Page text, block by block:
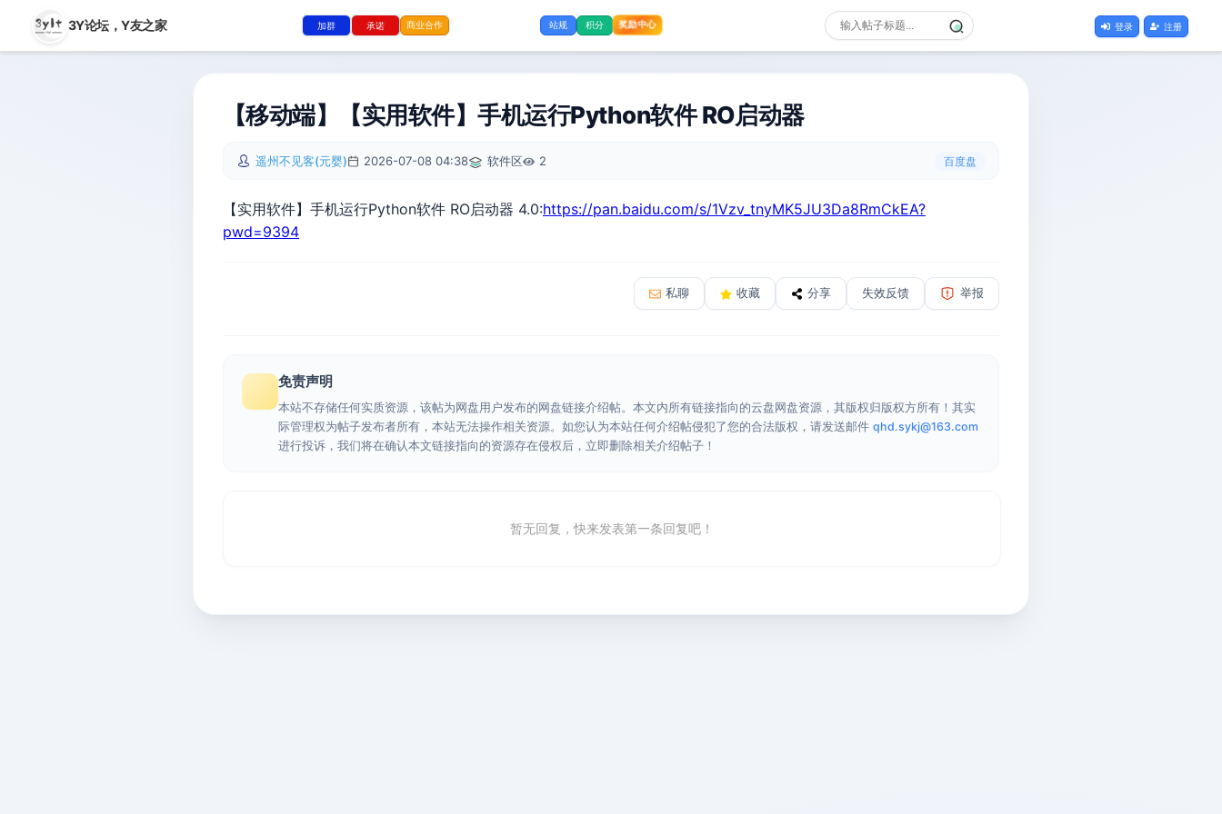
3Y论坛，Y友之家 加群 承诺 商业合作 站规 积分 奖励中心 登录 注册
【移动端】【实用软件】手机运行Python软件 RO启动器
遥州不见客(元婴) 2026-07-08 04:38 软件区 2 百度盘
【实用软件】手机运行Python软件 RO启动器 4.0:https://pan.baidu.com/s/1Vzv_tnyMK5JU3Da8RmCkEA?
pwd=9394
私聊 收藏 分享 失效反馈 举报
免责声明
本站不存储任何实质资源，该帖为网盘用户发布的网盘链接介绍帖。本文内所有链接指向的云盘网盘资源，其版权归版权方所有！其实
际管理权为帖子发布者所有，本站无法操作相关资源。如您认为本站任何介绍帖侵犯了您的合法版权，请发送邮件 qhd.sykj@163.com
进行投诉，我们将在确认本文链接指向的资源存在侵权后，立即删除相关介绍帖子！
暂无回复，快来发表第一条回复吧！